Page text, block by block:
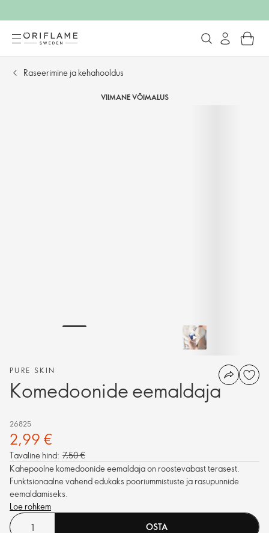
Raseerimine ja kehahooldus
VIIMANE VÕIMALUS
PURE SKIN
Komedoonide eemaldaja
26825
2,99 €
Tavaline hind: 7,50 €
Kahepoolne komedoonide eemaldaja on roostevabast terasest.
Funktsionaalne vahend edukaks pooriummistuste ja rasupunnide
eemaldamiseks.
Loe rohkem
OSTA